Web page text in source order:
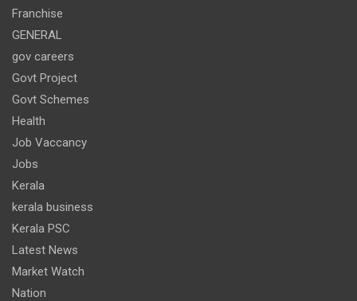
Franchise
GENERAL
gov careers
Govt Project
Govt Schemes
Health
Job Vaccancy
Jobs
Kerala
kerala business
Kerala PSC
Latest News
Market Watch
Nation